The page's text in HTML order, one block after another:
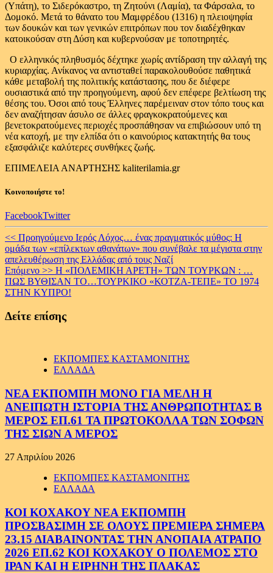
(Υπάτη), το Σιδερόκαστρο, τη Ζητούνι (Λαμία), τα Φάρσαλα, το
Δομοκό. Μετά το θάνατο του Μαμφρέδου (1316) η πλειοψηφία
των δουκών και των γενικών επιτρόπων που τον διαδέχθηκαν
κατοικούσαν στη Δύση και κυβερνούσαν με τοποτηρητές.
Ο ελληνικός πληθυσμός δέχτηκε χωρίς αντίδραση την αλλαγή της
κυριαρχίας. Ανίκανος να αντισταθεί παρακολουθούσε παθητικά
κάθε μεταβολή της πολιτικής κατάστασης, που δε διέφερε
ουσιαστικά από την προηγούμενη, αφού δεν επέφερε βελτίωση της
θέσης του. Όσοι από τους Έλληνες παρέμειναν στον τόπο τους και
δεν αναζήτησαν άσυλο σε άλλες φραγκοκρατούμενες και
βενετοκρατούμενες περιοχές προσπάθησαν να επιβιώσουν υπό τη
νέα κατοχή, με την ελπίδα ότι ο καινούριος κατακτητής θα τους
εξασφάλιζε καλύτερες συνθήκες ζωής.
ΕΠΙΜΕΛΕΙΑ ΑΝΑΡΤΗΣΗΣ kaliterilamia.gr
Κοινοποιήστε το!
FacebookTwitter
Continue
Reading
<< Προηγούμενο Ιερός Λόχος… ένας πραγματικός μύθος: Η
ομάδα των «επίλεκτων αθανάτων» που συνέβαλε τα μέγιστα στην
απελευθέρωση της Ελλάδας από τους Ναζί
Επόμενο >> Η «ΠΟΛΕΜΙΚΗ ΑΡΕΤΗ» ΤΩΝ ΤΟΥΡΚΩΝ : …
ΠΩΣ ΒΥΘΙΣΑΝ ΤΟ…ΤΟΥΡΚΙΚΟ «ΚΟΤΖΑ-ΤΕΠΕ» ΤΟ 1974
ΣΤΗΝ ΚΥΠΡΟ!
Δείτε επίσης
ΕΚΠΟΜΠΕΣ ΚΑΣΤΑΜΟΝΙΤΗΣ
ΕΛΛΑΔΑ
ΝΕΑ ΕΚΠΟΜΠΗ ΜΟΝΟ ΓΙΑ ΜΕΛΗ Η
ΑΝΕΙΠΩΤΗ ΙΣΤΟΡΙΑ ΤΗΣ ΑΝΘΡΩΠΟΤΗΤΑΣ Β
ΜΕΡΟΣ ΕΠ.61 ΤΑ ΠΡΩΤΟΚΟΛΛΑ ΤΩΝ ΣΟΦΩΝ
ΤΗΣ ΣΙΩΝ Α ΜΕΡΟΣ
27 Απριλίου 2026
ΕΚΠΟΜΠΕΣ ΚΑΣΤΑΜΟΝΙΤΗΣ
ΕΛΛΑΔΑ
ΚΟΙ ΚΟΧΑΚΟΥ ΝΕΑ ΕΚΠΟΜΠΗ
ΠΡΟΣΒΑΣΙΜΗ ΣΕ ΟΛΟΥΣ ΠΡΕΜΙΕΡΑ ΣΗΜΕΡΑ
23.15 ΔΙΑΒΑΙΝΟΝΤΑΣ ΤΗΝ ΑΝΟΠΑΙΑ ΑΤΡΑΠΟ
2026 ΕΠ.62 ΚΟΙ ΚΟΧΑΚΟΥ Ο ΠΟΛΕΜΟΣ ΣΤΟ
ΙΡΑΝ ΚΑΙ Η ΕΙΡΗΝΗ ΤΗΣ ΠΛΑΚΑΣ